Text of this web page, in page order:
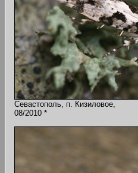
Севастополь, п. Кизиловое,
08/2010 *